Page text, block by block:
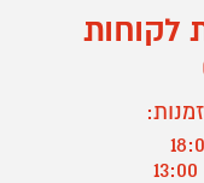
לקוחות